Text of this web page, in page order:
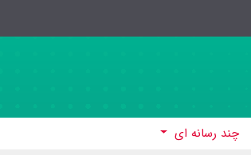
چند رسانه ای